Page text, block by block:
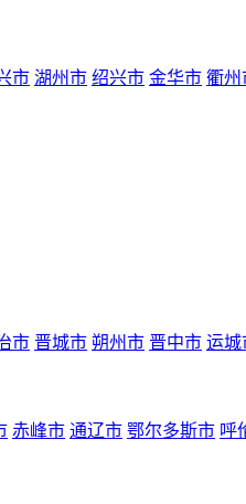
市 湖州市 绍兴市 金华市 衢州
市 晋城市 朔州市 晋中市 运城
赤峰市 通辽市 鄂尔多斯市 呼